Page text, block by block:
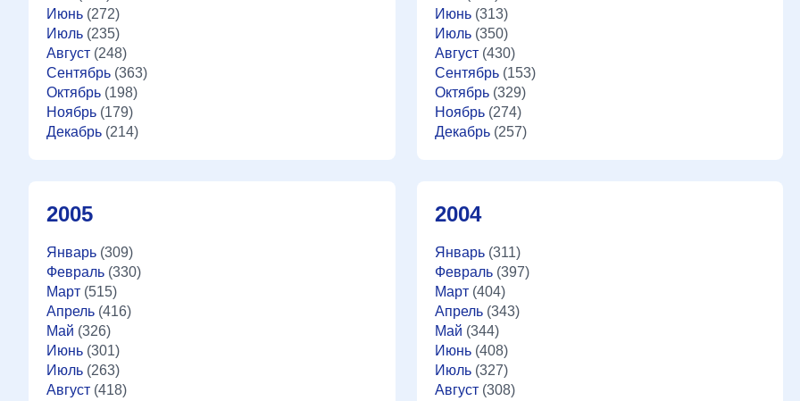
Июнь (272)
Июль (235)
Август (248)
Сентябрь (363)
Октябрь (198)
Ноябрь (179)
Декабрь (214)
Июнь(313)
Июль(350)
Август(430)
Сентябрь(153)
Октябрь(329)
Ноябрь(274)
Декабрь(257)
2005
Январь (309)
Февраль (330)
Март (515)
Апрель (416)
Май (326)
Июнь (301)
Июль (263)
Август (418)
2004
Январь(311)
Февраль(397)
Март(404)
Апрель(343)
Май (344)
Июнь(408)
Июль(327)
Август(308)